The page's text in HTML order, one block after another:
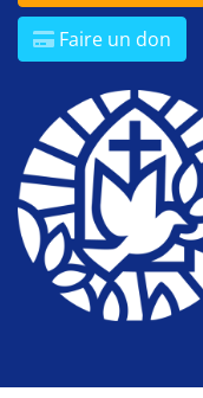
Faire un don